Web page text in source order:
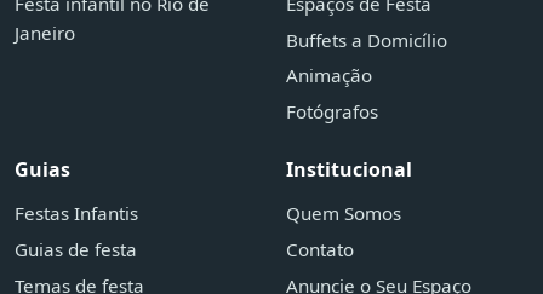
Janeiro
Buffets a Domicílio
Animação
Fotógrafos
Guias
Festas Infantis
Guias de festa
Temas de festa
Institucional
Quem Somos
Contato
Anuncie o Seu Espaço